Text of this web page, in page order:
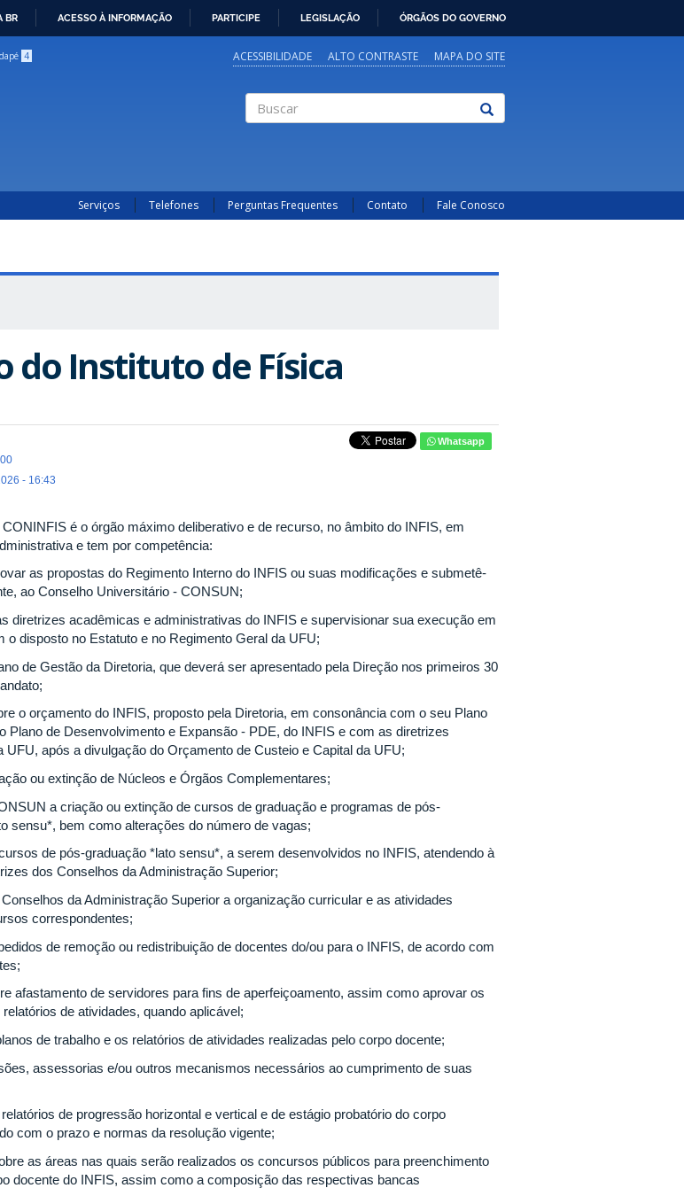
BR ACESSO À INFORMAÇÃO PARTICIPE LEGISLAÇÃO ÓRGÃOS DO GOVERNO
4 ACESSIBILIDADE ALTO CONTRASTE MAPA DO SITE
Serviços Telefones Perguntas Frequentes Contato Fale Conosco
do Instituto de Física
- 16:43
Whatsapp
é o órgão máximo deliberativo e de recurso, no âmbito do INFIS, em
e tem por competência:
as propostas do Regimento Interno do INFIS ou suas modificações e submetê-
ao Conselho Universitário - CONSUN;
diretrizes acadêmicas e administrativas do INFIS e supervisionar sua execução em
o disposto no Estatuto e no Regimento Geral da UFU;
de Gestão da Diretoria, que deverá ser apresentado pela Direção nos primeiros 30
o orçamento do INFIS, proposto pela Diretoria, em consonância com o seu Plano
Plano de Desenvolvimento e Expansão - PDE, do INFIS e com as diretrizes
UFU, após a divulgação do Orçamento de Custeio e Capital da UFU;
ou extinção de Núcleos e Órgãos Complementares;
a criação ou extinção de cursos de graduação e programas de pós-
sensu*, bem como alterações do número de vagas;
de pós-graduação *lato sensu*, a serem desenvolvidos no INFIS, atendendo à
dos Conselhos da Administração Superior;
da Administração Superior a organização curricular e as atividades
correspondentes;
de remoção ou redistribuição de docentes do/ou para o INFIS, de acordo com
afastamento de servidores para fins de aperfeiçoamento, assim como aprovar os
de atividades, quando aplicável;
de trabalho e os relatórios de atividades realizadas pelo corpo docente;
assessorias e/ou outros mecanismos necessários ao cumprimento de suas
de progressão horizontal e vertical e de estágio probatório do corpo
com o prazo e normas da resolução vigente;
as áreas nas quais serão realizados os concursos públicos para preenchimento
docente do INFIS, assim como a composição das respectivas bancas